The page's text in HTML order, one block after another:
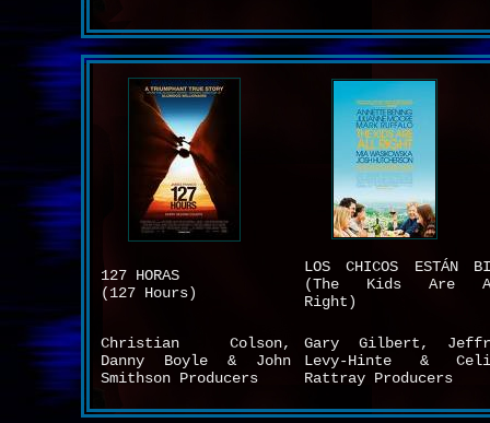
127 HORAS
(127 Hours)
LOS CHICOS ESTÁN
(The Kids Are
Right)
Christian Colson,
Danny Boyle & John
Smithson Producers
Gary Gilbert,
Levy-Hinte &
Rattray Producers